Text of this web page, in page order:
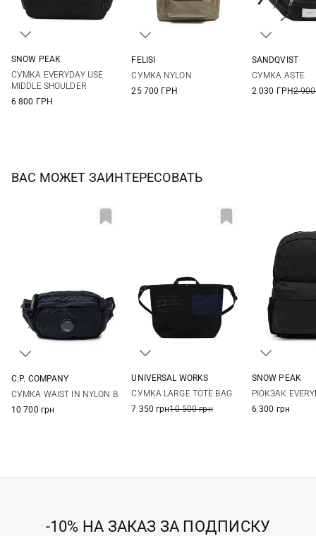
SNOW PEAK
СУМКА EVERYDAY USE
MIDDLE SHOULDER
6 800 ГРН
FELISI
СУМКА NYLON
25 700 ГРН
35Х16Х7СМ
SANDQVIST
СУМКА ASTE
2 030 ГРН2
ВАС МОЖЕТ ЗАИНТЕРЕСОВАТЬ
C.P. COMPANY
СУМКА WAIST IN NYLON B
10 700 грн
UNIVERSAL WORKS
СУМКА LARGE TOTE BAG
7 350 грн10 500 грн
SNOW PEAK
РЮКЗАК
6 300 грн
-10% НА ЗАКАЗ ЗА ПОДПИСКУ